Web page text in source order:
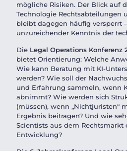
mögliche Risiken. Der Blick auf
Technologie Rechtsabteilungen
bleibt dagegen häufig versperrt
unzureichender Kenntnis der
Die Legal Operations Konferenz
bietet Orientierung: Welche
Wie kann Beratung mit KI-
werden? Wie soll der
und Erfahrung sammeln, wenn
abnimmt? Wie werden sich
(müssen), wenn „Nichtjuristen“
Ergebnis beitragen? Und wie
Scientists aus dem Rechtsmarkt
Entwicklung?